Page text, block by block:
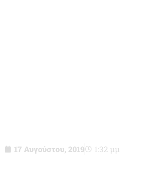
Ασμχος (ΤΥΑ-
17 Αυγούστου, 2019 1:32 μμ